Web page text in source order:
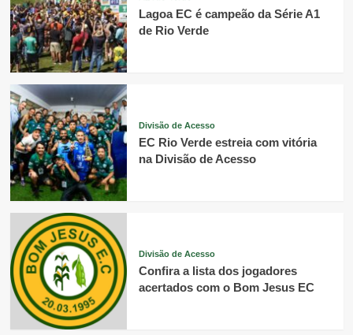
Lagoa EC é campeão da Série A1
de Rio Verde
Divisão de Acesso
EC Rio Verde estreia com vitória
na Divisão de Acesso
Divisão de Acesso
Confira a lista dos jogadores
acertados com o Bom Jesus EC